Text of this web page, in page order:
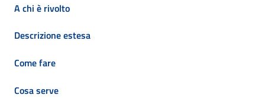
A chi è rivolto
Descrizione estesa
Come fare
Cosa serve